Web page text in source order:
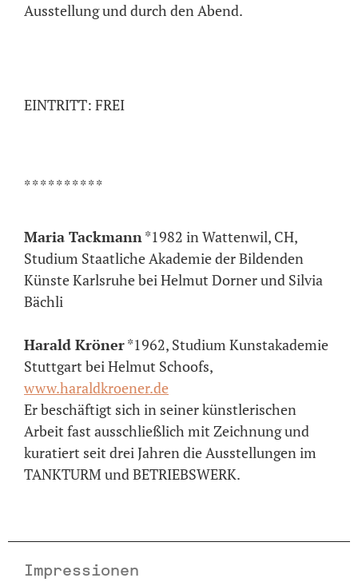
Ausstellung und durch den Abend.
EINTRITT: FREI
* * * * * * * * * *
Maria Tackmann*1982 in Wattenwil, CH,
Studium Staatliche Akademie der Bildenden
Künste Karlsruhe bei Helmut Dorner und Silvia
Bächli
Harald Kröner*1962, Studium Kunstakademie
Stuttgart bei Helmut Schoofs,
www.haraldkroener.de
Er beschäftigt sich in seiner künstlerischen
Arbeit fast ausschließlich mit Zeichnung und
kuratiert seit drei Jahren die Ausstellungen im
TANKTURM und BETRIEBSWERK.
Impressionen